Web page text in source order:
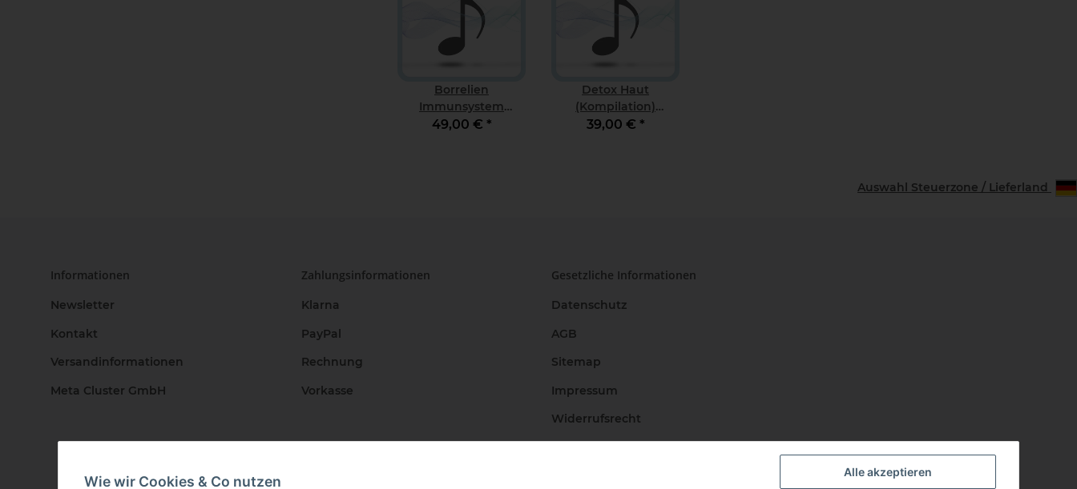
Borrelien
Immunsystem
Download
49,00 € *
Detox Haut
(Kompilation)
Download
39,00 € *
Auswahl Steuerzone / Lieferland
Informationen
Newsletter
Kontakt
Versandinformationen
Meta Cluster GmbH
Zahlungsinformationen
Klarna
PayPal
Rechnung
Vorkasse
Gesetzliche Informationen
Datenschutz
AGB
Sitemap
Impressum
Widerrufsrecht
Wie wir Cookies & Co nutzen
Alle akzeptieren